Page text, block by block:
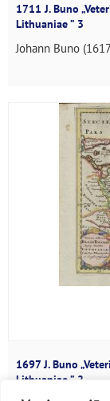
1711 J. Buno
Lithuaniae ” 3
Johann Buno
1697 J. Buno
Lithuaniae ” 2